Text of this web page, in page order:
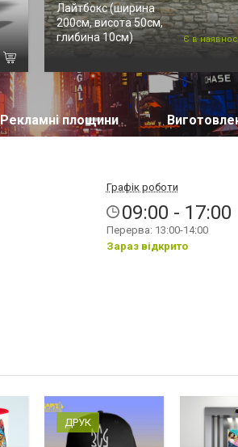
Лайтбокс (ширина
200см, висота 50см,
глибина 10см)
Є в
Рекламні площини
Графік роботи
09:00 - 17:00
Перерва: 13:00-14:00
Зараз відкрито
ДРУК